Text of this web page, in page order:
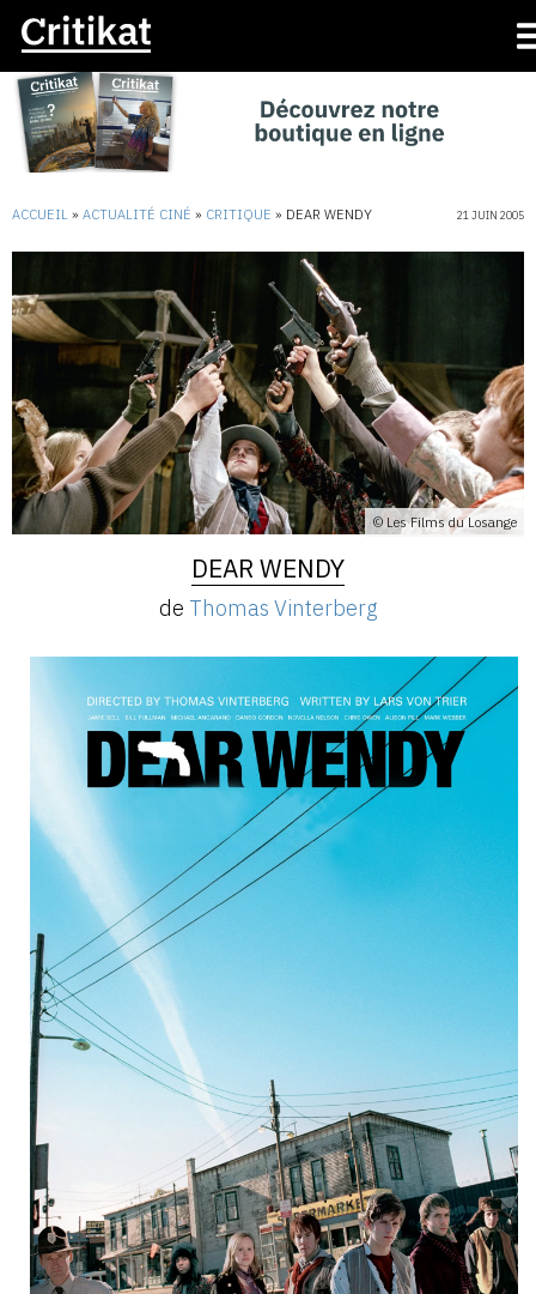
ACCUEIL » ACTUALITÉ CINÉ » CRITIQUE » DEAR WENDY 21 JUIN 2005
© Les Films du Losange
DEAR WENDY
de Thomas Vinterberg